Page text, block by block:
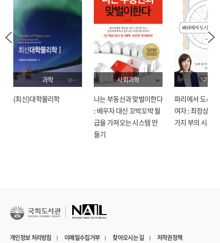
과학
(최신)대학물리학
사회과학
나는 부동산과 맞벌이한다
: 배우자 대신 꼬박꼬박 월
급을 가져오는 시스템 만
들기
기술
파리에서 도시락
여자 : 최정상으
가지 부의 시크릿
개인정보 처리방침 이메일수집거부 찾아오시는 길 저작권정책